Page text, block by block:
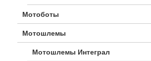
Мотоботы
Мотошлемы
Мотошлемы Интеграл